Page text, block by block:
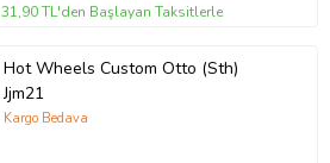
31,90 TL'den Başlayan Taksitlerle
Hot Wheels Custom Otto (Sth)
Jjm21
Kargo Bedava